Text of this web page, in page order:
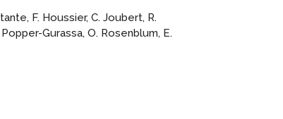
F. Houssier, C. Joubert, R.
Gurassa, O. Rosenblum, E.